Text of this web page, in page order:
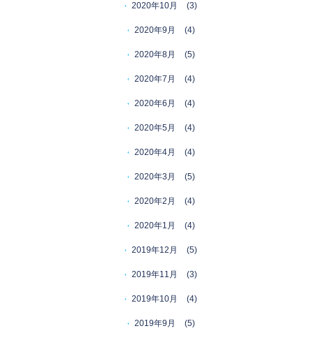
2020年10月 (3)
2020年9月 (4)
2020年8月 (5)
2020年7月 (4)
2020年6月 (4)
2020年5月 (4)
2020年4月 (4)
2020年3月 (5)
2020年2月 (4)
2020年1月 (4)
2019年12月 (5)
2019年11月 (3)
2019年10月 (4)
2019年9月 (5)